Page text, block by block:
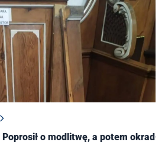
Poprosił o modlitwę, a potem okradł